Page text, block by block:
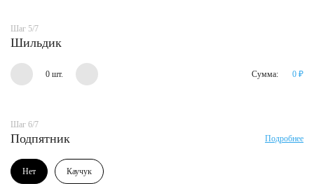
Шаг 5/7
Шильдик
0 шт. Сумма: 0 ₽
Шаг 6/7
Подпятник Подробнее
Нет Каучук